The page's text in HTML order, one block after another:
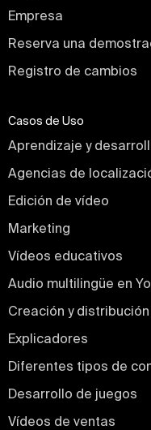
Empresa
Reserva una
Registro de cambios
Casos de Uso
Aprendizaje y
Agencias de
Edición de vídeo
Marketing
Vídeos educativos
Audio multilingüe en
Creación y
Explicadores
Diferentes tipos de
Desarrollo de juegos
Vídeos de ventas